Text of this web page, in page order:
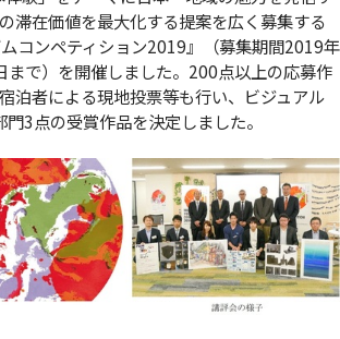
滞在価値を最大化する提案を広く募集する
ムコンペティション2019』（募集期間2019年
で）を開催しました。200点以上の応募作
泊者による現地投票等も行い、ビジュアル
3点の受賞作品を決定しました。